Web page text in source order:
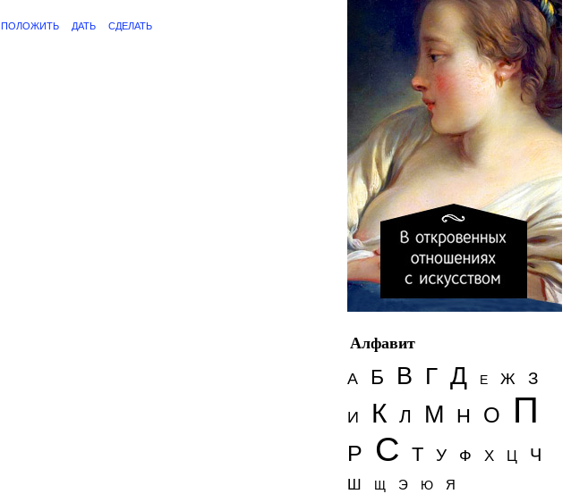
ПОЛОЖИТЬ ДАТЬ СДЕЛАТЬ
Алфавит
А
Б В Г Д Е Ж З
И К Л М Н О П
Р С Т У Ф Х Ц Ч
Ш Щ Э Ю Я